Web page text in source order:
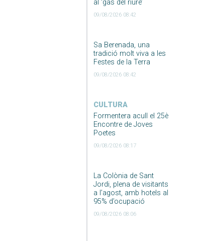
al ‘gas del riure’
09/08/2026 08:42
Sa Berenada, una
tradició molt viva a les
Festes de la Terra
09/08/2026 08:42
CULTURA
Formentera acull el 25è
Encontre de Joves
Poetes
09/08/2026 08:17
La Colònia de Sant
Jordi, plena de visitants
a l’agost, amb hotels al
95% d’ocupació
09/08/2026 08:06